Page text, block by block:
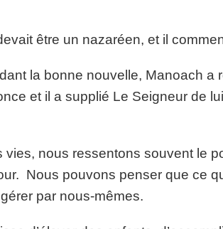
être un nazaréen, et il
la bonne nouvelle, Manoach
et il a supplié Le Seigneur de
vies, nous ressentons souvent le
Nous pouvons penser que ce
par nous-mêmes.